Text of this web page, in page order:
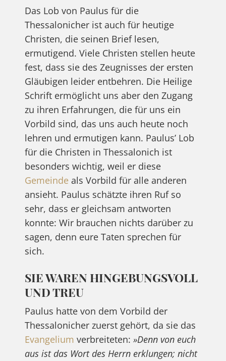
Das Lob von Paulus für die
Thessalonicher ist auch für heutige
Christen, die seinen Brief lesen,
ermutigend. Viele Christen stellen heute
fest, dass sie des Zeugnisses der ersten
Gläubigen leider entbehren. Die Heilige
Schrift ermöglicht uns aber den Zugang
zu ihren Erfahrungen, die für uns ein
Vorbild sind, das uns auch heute noch
lehren und ermutigen kann. Paulus’ Lob
für die Christen in Thessalonich ist
besonders wichtig, weil er diese
Gemeindeals Vorbild für alle anderen
ansieht. Paulus schätzte ihren Ruf so
sehr, dass er gleichsam antworten
konnte: Wir brauchen nichts darüber zu
sagen, denn eure Taten sprechen für
sich.
SIE WAREN HINGEBUNGSVOLL
UND TREU
Paulus hatte von dem Vorbild der
Thessalonicher zuerst gehört, da sie das
Evangelium verbreiteten: »Denn von euch
aus ist das Wort des Herrn erklungen; nicht